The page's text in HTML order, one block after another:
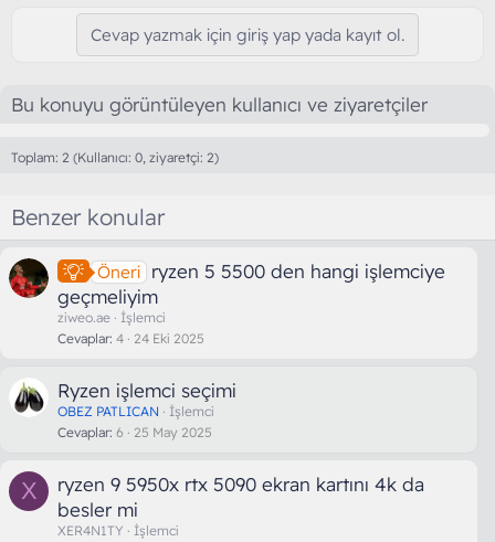
Cevap yazmak için giriş yap yada kayıt ol.
Bu konuyu görüntüleyen kullanıcı ve ziyaretçiler
Toplam: 2 (Kullanıcı: 0, ziyaretçi: 2)
Benzer konular
Öneri ryzen 5 5500 den hangi işlemciye
geçmeliyim
ziweo.ae
İşlemci
Cevaplar 4 24 Eki 2025
Ryzen işlemci seçimi
OBEZ PATLICAN
İşlemci
Cevaplar 6 25 May 2025
X
ryzen 9 5950x rtx 5090 ekran kartını 4k da
besler mi
XER4N1TY
İşlemci